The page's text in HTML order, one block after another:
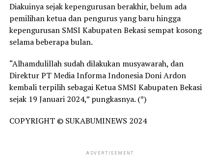
Diakuinya sejak kepengurusan berakhir, belum ada
pemilihan ketua dan pengurus yang baru hingga
kepengurusan SMSI Kabupaten Bekasi sempat kosong
selama beberapa bulan.
“Alhamdulillah sudah dilakukan musyawarah, dan
Direktur PT Media Informa Indonesia Doni Ardon
kembali terpilih sebagai Ketua SMSI Kabupaten Bekasi
sejak 19 Januari 2024,” pungkasnya. (*)
COPYRIGHT © SUKABUMINEWS 2024
ADVERTISEMENT